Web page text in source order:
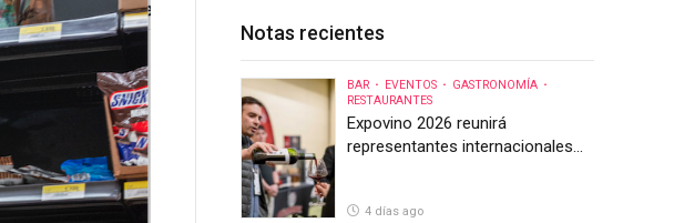
Notas recientes
BAR EVENTOS
GASTRONOMÍA
RESTAURANTES
Expovino 2026 reunirá
representantes internacionales
4 días ago